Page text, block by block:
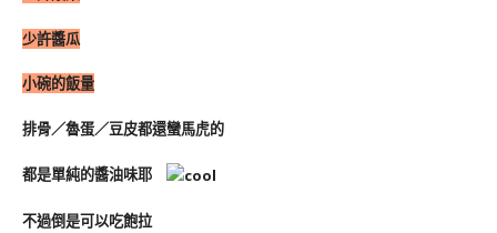
少許醬瓜
小碗的飯量
排骨／魯蛋／豆皮都還蠻馬虎的
都是單純的醬油味耶
不過倒是可以吃飽拉